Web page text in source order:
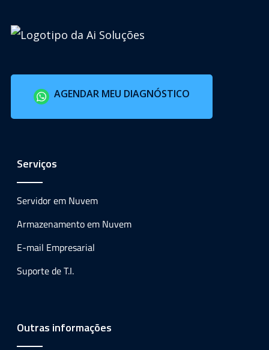
AGENDAR MEU DIAGNÓSTICO
Serviços
Servidor em Nuvem
Armazenamento em Nuvem
E-mail Empresarial
Suporte de T.I.
Outras informações